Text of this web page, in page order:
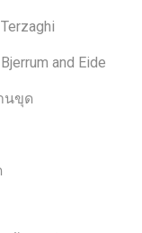
and Eide
นขุด